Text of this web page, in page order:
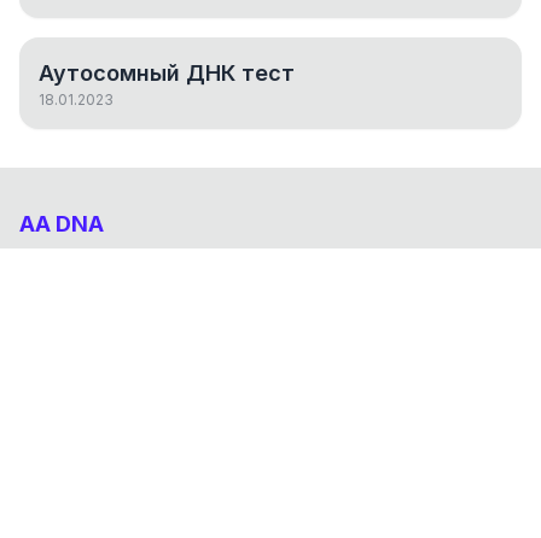
Аутосомный ДНК тест
18.01.2023
AA DNA